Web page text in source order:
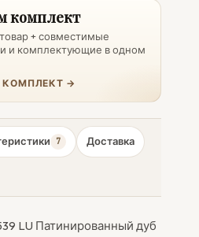
комплект
+ совместимые
и комплектующие в одном
→
7 Доставка
LU Патинированный дуб